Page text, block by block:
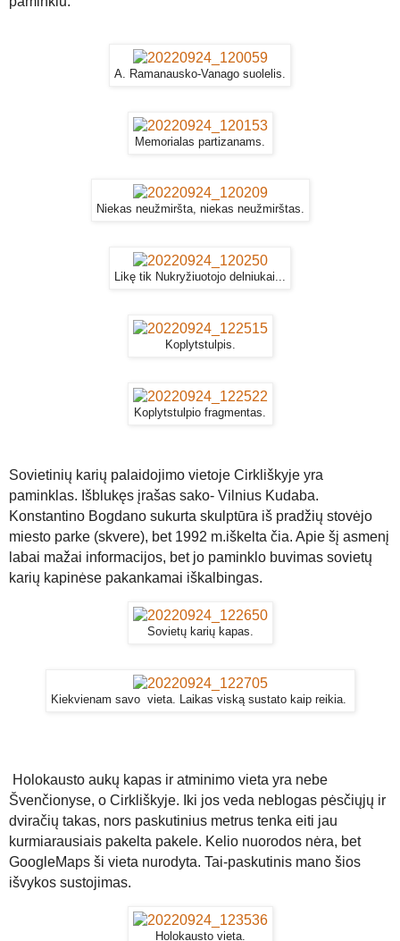
A. Ramanausko-Vanago suolelis.
Memorialas partizanams.
Niekas neužmiršta, niekas neužmirštas.
Likę tik Nukryžiuotojo delniukai...
Koplytstulpis.
Koplytstulpio fragmentas.
Sovietinių karių palaidojimo vietoje Cirkliškyje yra
paminklas. Išblukęs įrašas sako- Vilnius Kudaba.
Konstantino Bogdano sukurta skulptūra iš pradžių stovėjo
miesto parke (skvere), bet 1992 m.iškelta čia. Apie šį asmenį
labai mažai informacijos, bet jo paminklo buvimas sovietų
karių kapinėse pakankamai iškalbingas.
Sovietų karių kapas.
Kiekvienam savo vieta. Laikas viską sustato kaip reikia.
Holokausto aukų kapas ir atminimo vieta yra nebe
Švenčionyse, o Cirkliškyje. Iki jos veda neblogas pėsčiųjų ir
dviračių takas, nors paskutinius metrus tenka eiti jau
kurmiarausiais pakelta pakele. Kelio nuorodos nėra, bet
GoogleMaps ši vieta nurodyta. Tai-paskutinis mano šios
išvykos sustojimas.
Holokausto vieta.